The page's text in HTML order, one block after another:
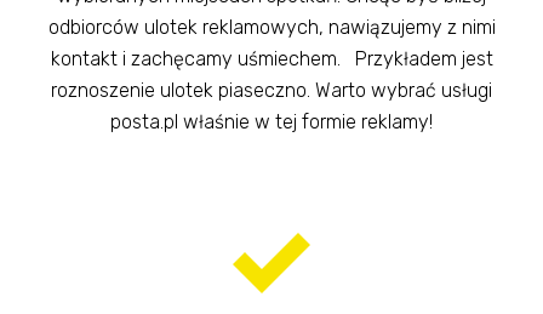
odbiorców ulotek reklamowych, nawiązujemy z nimi
kontakt i zachęcamy uśmiechem. Przykładem jest
roznoszenie ulotek piaseczno. Warto wybrać usługi
posta.pl właśnie w tej formie reklamy!